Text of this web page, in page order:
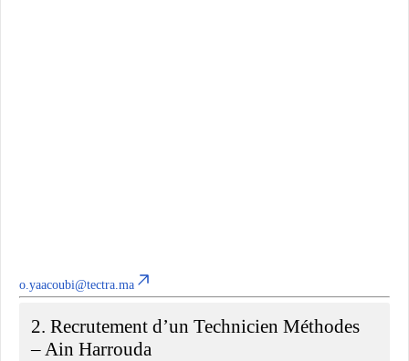
o.yaacoubi@tectra.ma
2. Recrutement d’un Technicien Méthodes
– Ain Harrouda